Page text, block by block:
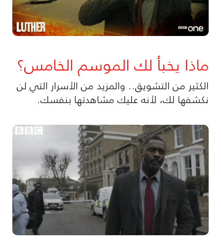
ماذا يخبأ لك الموسم الخامس؟
الكثير من التشويق.. والمزيد من الأسرار التي لن
نكشفها لك، لأنه عليك مشاهدتها بنفسك.